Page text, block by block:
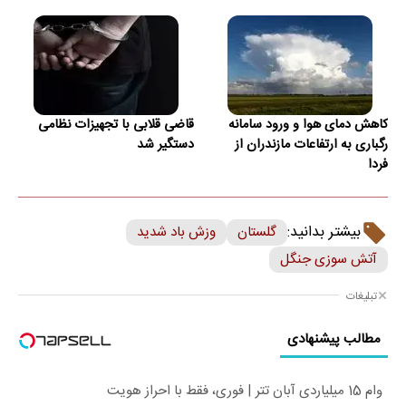
کاهش دمای هوا و ورود سامانه
رگباری به ارتفاعات مازندران از
فردا
قاضی قلابی با تجهیزات نظامی
دستگیر شد
بیشتر بدانید: گلستان
وزش باد شدید
آتش سوزی جنگل
تبلیغات
مطالب پیشنهادی
وام 15 میلیاردی آبان تتر | فوری، فقط با احراز هویت